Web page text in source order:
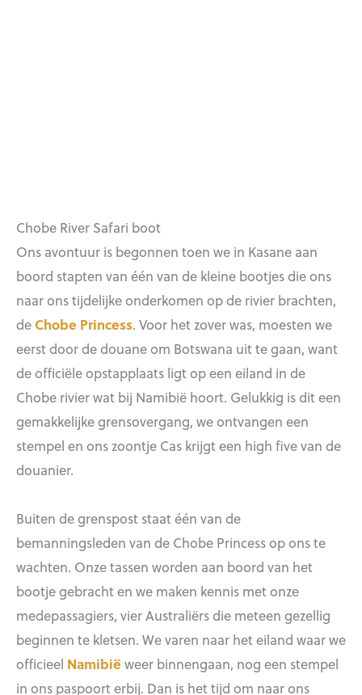
Chobe River Safari boot
Ons avontuur is begonnen toen we in Kasane aan
boord stapten van één van de kleine bootjes die ons
naar ons tijdelijke onderkomen op de rivier brachten,
deChobe Princess. Voor het zover was, moesten we
eerst door de douane om Botswana uit te gaan, want
de officiële opstapplaats ligt op een eiland in de
Chobe rivier wat bij Namibië hoort. Gelukkig is dit een
gemakkelijke grensovergang, we ontvangen een
stempel en ons zoontje Cas krijgt een high five van de
douanier.
Buiten de grenspost staat één van de
bemanningsleden van de Chobe Princess op ons te
wachten. Onze tassen worden aan boord van het
bootje gebracht en we maken kennis met onze
medepassagiers, vier Australiërs die meteen gezellig
beginnen te kletsen. We varen naar het eiland waar we
officieel Namibië weer binnengaan, nog een stempel
in ons paspoort erbij. Dan is het tijd om naar ons